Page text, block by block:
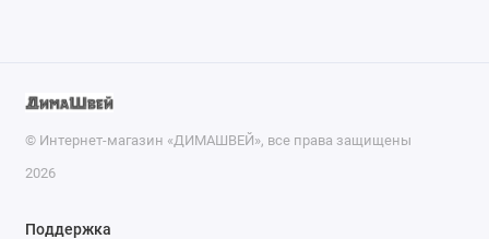
© Интернет-магазин «ДИМАШВЕЙ», все права защищены
2026
Поддержка